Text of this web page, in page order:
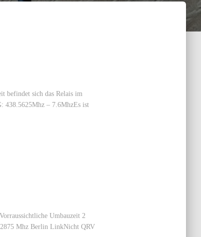
befindet sich das Relais im
438.5625Mhz – 7.6MhzEs ist
Umbauzeit 2
Mhz Berlin LinkNicht QRV